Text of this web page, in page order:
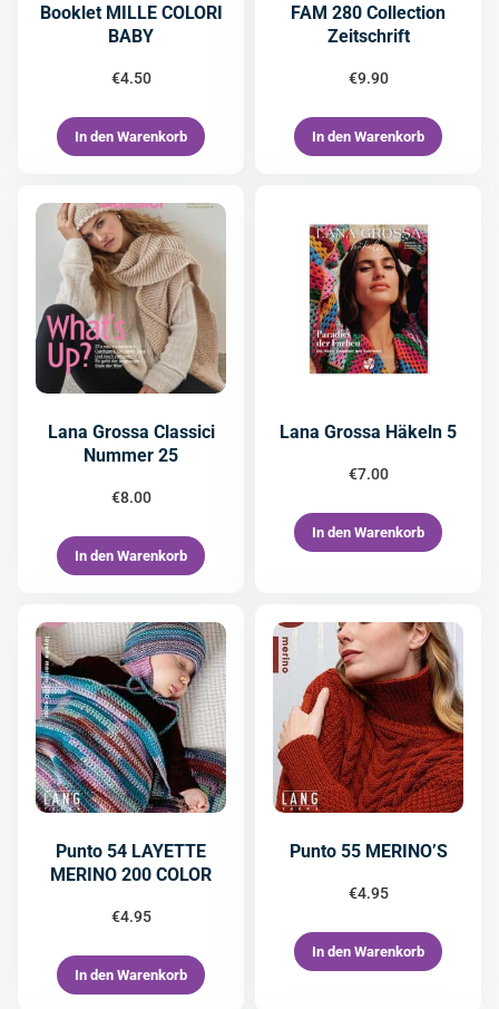
Booklet MILLE COLORI
BABY
€4.50
In den Warenkorb
FAM 280 Collection
Zeitschrift
€9.90
In den Warenkorb
Lana Grossa Classici
Nummer 25
€8.00
In den Warenkorb
Lana Grossa Häkeln 5
€7.00
In den Warenkorb
Punto 54 LAYETTE
MERINO 200 COLOR
€4.95
In den Warenkorb
Punto 55 MERINO’S
€4.95
In den Warenkorb